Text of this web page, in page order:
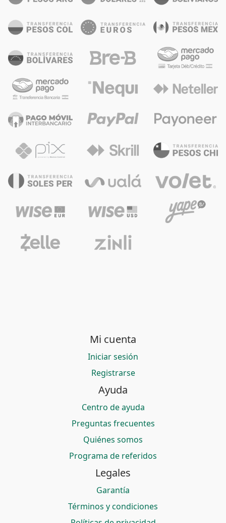
Mi cuenta
Iniciar sesión
Registrarse
Ayuda
Centro de ayuda
Preguntas frecuentes
Quiénes somos
Programa de referidos
Legales
Garantía
Términos y condiciones